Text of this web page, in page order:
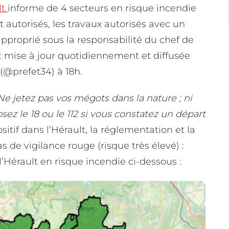
informe de 4 secteurs en risque incendie
autorisés, les travaux autorisés avec un
sous la responsabilité du chef de
mise à jour quotidiennement et diffusée
à 18h.
jetez pas vos mégots dans la nature ; ni
le 18 ou le 112 si vous constatez un départ
dans l’Hérault, la réglementation et la
de vigilance rouge (risque très élevé) :
en risque incendie ci-dessous :